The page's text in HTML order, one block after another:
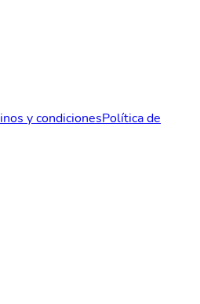
y condicionesPolítica de